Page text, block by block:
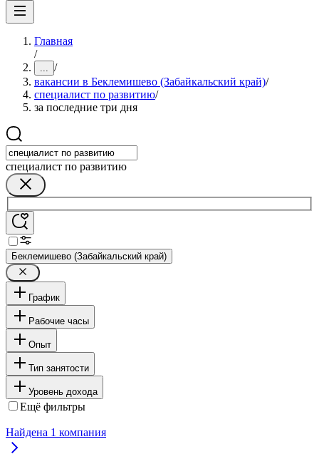
Главная
/
... /
вакансии в Беклемишево (Забайкальский край)/
специалист по развитию/
за последние три дня
специалист по развитию
Беклемишево (Забайкальский край)
График
Рабочие часы
Опыт
Тип занятости
Уровень дохода
Ещё фильтры
Найдена 1 компания